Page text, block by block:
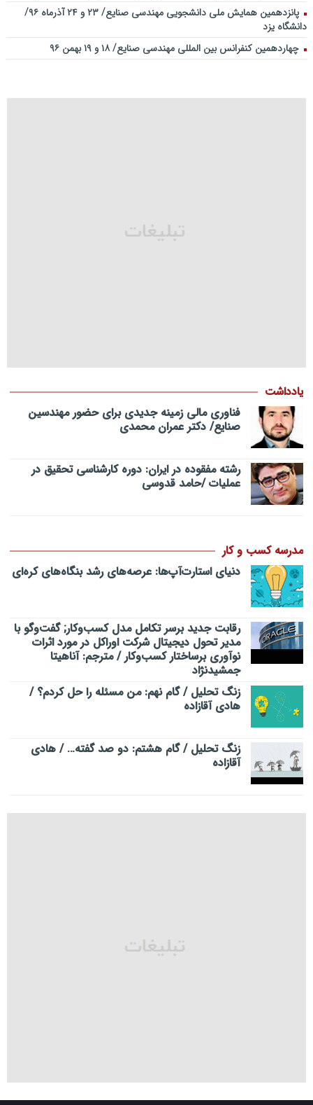
پانزدهمین همایش ملی دانشجویی مهندسی صنایع/ ۲۳ و ۲۴ آذرماه ۹۶/
دانشگاه یزد
چهاردهمین کنفرانس بین المللی مهندسی صنایع/ ۱۸ و ۱۹ بهمن ۹۶
یادداشت
فناوری مالی زمینه جدیدی برای حضور مهندسین
صنایع/ دکتر عمران محمدی
رشته مفقوده در ایران: دوره کارشناسی تحقیق در
عملیات /حامد قدوسی
مدرسه کسب و کار
دنیای استارت‌آپ‌ها: عرصه‌های رشد بنگاه‌های کره‌ای‌
رقابت جدید برسر تکامل مدل کسب‌و‌کار; گفت‌وگو با
مدیر تحول دیجیتال شرکت اوراکل در مورد اثرات
نوآوری برساختار کسب‌وکار / مترجم: آناهیتا
جمشیدنژاد
زنگ تحلیل / گام نهم: من مسئله را حل کردم؟ /
هادی آقازاده
زنگ تحلیل / گام هشتم: دو صد گفته… / هادی
آقازاده